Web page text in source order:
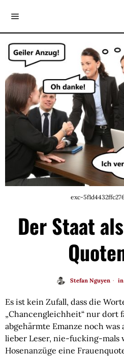
exc-
Der Staat
Stefan Nguyen in
Es ist kein Zufall, dass die
„Chancengleichheit“ nur dort
abgehärmte Emanze noch
lieber Leser, nie-fucking-mals
Hosenanzüge eine